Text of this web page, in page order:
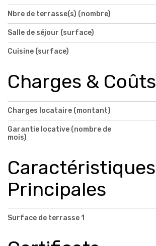
Nbre de terrasse(s) (nombre)
Salle de séjour (surface)
Cuisine (surface)
Charges & Coûts
Charges locataire (montant)
Garantie locative (nombre de
mois)
Caractéristiques
Principales
Surface de terrasse 1